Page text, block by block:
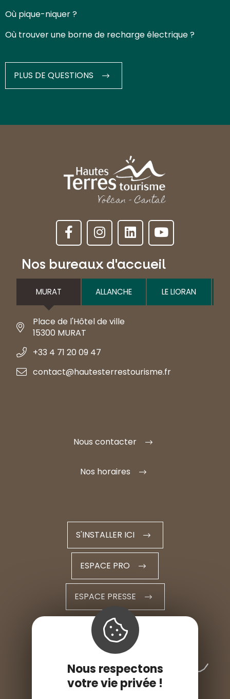
Où pique-niquer ?
Où trouver une borne de recharge électrique ?
PLUS DE QUESTIONS
Nos bureaux d'accueil
MURAT ALLANCHE LE LIORAN
Place de l'Hôtel de ville
15300 MURAT
+33 4 71 20 09 47
contact@hautesterrestourisme.fr
Nous contacter
Nos horaires
S'INSTALLER ICI
ESPACE PRO
ESPACE PRESSE
Nous respectons
votre vie privée !